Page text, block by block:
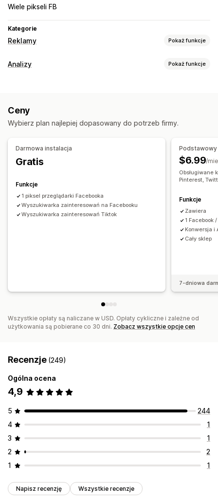
Wiele pikseli FB
Kategorie
Reklamy Pokaż funkcje
Targetowanie
Zarządzanie kampanią
Media społecznościowe
Strona internetowa
Analizy wydajności
Śledzenie wydajności
Analizy Pokaż funkcje
Śledzenie wydarzeń
Identyfikator odwiedzającego
Materiały wizualne i raporty
Analizy pulpitu Zgodność z RODO
Ceny
Wybierz plan najlepiej dopasowany do potrzeb firmy.
Darmowa instalacja
Gratis
Funkcje
1 piksel przeglądarki Facebooka
Wyszukiwarka zainteresowań na Facebooku
Wyszukiwarka zainteresowań Tiktok
$6.99/
Obsługiwane
Pinterest,
Funkcje
Zawiera
1 Facebook
Konwersja i
Cały sklep
7-dniowa
Wszystkie opłaty są naliczane w USD. Opłaty cykliczne i zależne od
użytkowania są pobierane co 30 dni. Zobacz wszystkie opcje cen
Recenzje (249)
Ogólna ocena
4,9
5
244
4
1
3
1
2
2
1
1
Napisz recenzję Wszystkie recenzje